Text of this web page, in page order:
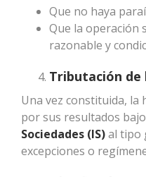
Que no haya
Que la operación
razonable y
Tributación de
Una vez constituida,
por sus resultados
Sociedades (IS)al tipo
excepciones o